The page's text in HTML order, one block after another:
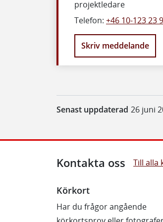
projektledare
Telefon: +46 10-123 23
Skriv meddelande
Senast uppdaterad 26 juni
Kontakta oss Till alla
Körkort
Har du frågor angående